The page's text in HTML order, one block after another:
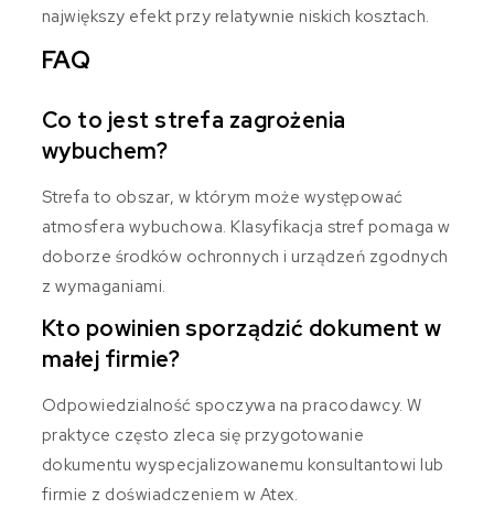
największy efekt przy relatywnie niskich kosztach.
FAQ
Co to jest strefa zagrożenia
wybuchem?
Strefa to obszar, w którym może występować
atmosfera wybuchowa. Klasyfikacja stref pomaga w
doborze środków ochronnych i urządzeń zgodnych
z wymaganiami.
Kto powinien sporządzić dokument w
małej firmie?
Odpowiedzialność spoczywa na pracodawcy. W
praktyce często zleca się przygotowanie
dokumentu wyspecjalizowanemu konsultantowi lub
firmie z doświadczeniem w Atex.